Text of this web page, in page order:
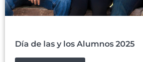
Día de las y los Alumnos 2025